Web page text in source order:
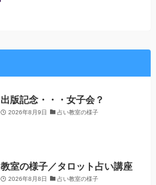
出版記念・・・女子会？
2026年8月9日 占い教室の様子
教室の様子／タロット占い講座
2026年8月8日 占い教室の様子